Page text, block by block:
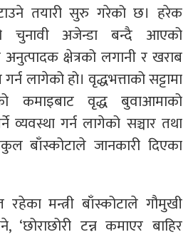
तयारी सुरु गरेको छ। हरेक
चुनावी अजेन्डा बन्दै आएको
क्षेत्रको लगानी र खराब
लागेको हो। वृद्धभत्ताको सट्टामा
कमाइबाट वृद्ध बुवाआमाको
व्यवस्था गर्न लागेको सञ्चार तथा
बाँस्कोटाले जानकारी दिएका
रहेका मन्त्री बाँस्कोटाले गौमुखी
‘छोराछोरी टन्न कमाएर बाहिर